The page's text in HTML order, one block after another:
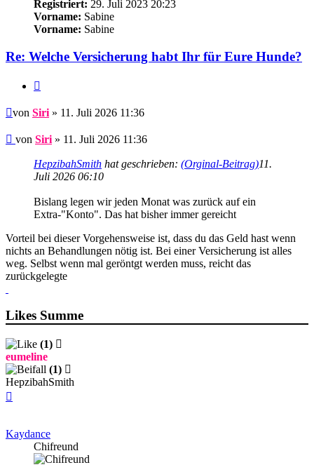
Registriert: 29. Juli 2023 20:23
Vorname: Sabine
Vorname: Sabine
Re: Welche Versicherung habt Ihr für Eure Hunde?
Beitrag
von Siri » 11. Juli 2026 11:36
Beitrag
von Siri » 11. Juli 2026 11:36
HepzibahSmith hat geschrieben: (Orginal-Beitrag)11.
Juli 2026 06:10
Bislang legen wir jeden Monat was zurück auf ein
Extra-"Konto". Das hat bisher immer gereicht
Vorteil bei dieser Vorgehensweise ist, dass du das Geld hast wenn
nichts an Behandlungen nötig ist. Bei einer Versicherung ist alles
weg. Selbst wenn mal geröntgt werden muss, reicht das
zurückgelegte
Likes Summe
(1)
eumeline
(1)
HepzibahSmith
Kaydance
Chifreund